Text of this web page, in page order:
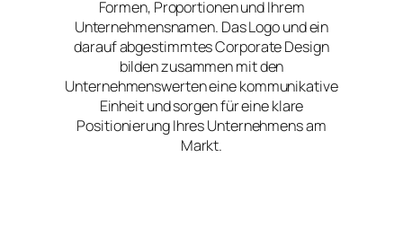
Formen, Proportionen und Ihrem
Unternehmensnamen. Das Logo und ein
darauf abgestimmtes Corporate Design
bilden zusammen mit den
Unternehmenswerten eine kommunikative
Einheit und sorgen für eine klare
Positionierung Ihres Unternehmens am
Markt.